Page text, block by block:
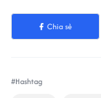
Chia sẻ
#Hashtag